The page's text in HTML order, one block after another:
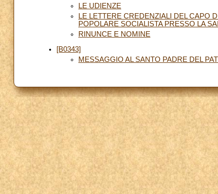
LE UDIENZE
LE LETTERE CREDENZIALI DEL CAPO
POPOLARE SOCIALISTA PRESSO LA
RINUNCE E NOMINE
[B0343]
MESSAGGIO AL SANTO PADRE DEL